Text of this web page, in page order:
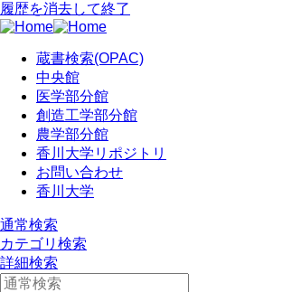
履歴を消去して終了
蔵書検索(OPAC)
中央館
医学部分館
創造工学部分館
農学部分館
香川大学リポジトリ
お問い合わせ
香川大学
通常検索
カテゴリ検索
詳細検索